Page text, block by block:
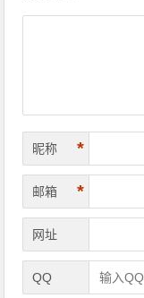
昵称 *
邮箱 *
网址
QQ